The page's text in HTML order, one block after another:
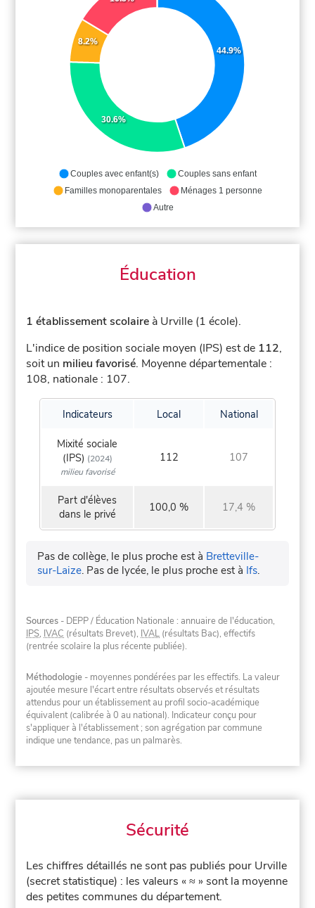
44.9%
30.6%
8.2%
Couples avec enfant(s)
Couples sans enfant
Familles monoparentales
Ménages 1 personne
Autre
Éducation
1 établissement scolaire à Urville (1 école).
L'indice de position sociale moyen (IPS) est de 112,
soit un milieu favorisé. Moyenne départementale :
108, nationale : 107.
Indicateurs Local National
Mixité sociale
(IPS) (2024)
milieu favorisé
112 107
Part d'élèves
dans le privé
100,0 % 17,4 %
Pas de collège, le plus proche est à Bretteville-
sur-Laize. Pas de lycée, le plus proche est à Ifs.
Sources - DEPP / Éducation Nationale : annuaire de l'éducation,
IPS, IVAC (résultats Brevet), IVAL (résultats Bac), effectifs
(rentrée scolaire la plus récente publiée).
Méthodologie - moyennes pondérées par les effectifs. La valeur
ajoutée mesure l'écart entre résultats observés et résultats
attendus pour un établissement au profil socio-académique
équivalent (calibrée à 0 au national). Indicateur conçu pour
s'appliquer à l'établissement ; son agrégation par commune
indique une tendance, pas un palmarès.
Sécurité
Les chiffres détaillés ne sont pas publiés pour Urville
(secret statistique) : les valeurs « ≈ » sont la moyenne
des petites communes du département.